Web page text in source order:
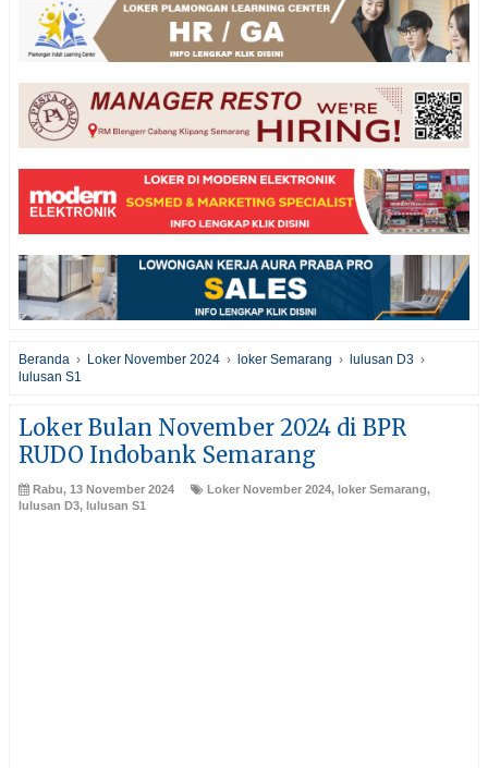
Beranda › Loker November 2024 › loker Semarang › lulusan D3 ›
lulusan S1
Loker Bulan November 2024 di BPR
RUDO Indobank Semarang
Rabu, 13 November 2024 Loker November 2024, loker Semarang,
lulusan D3, lulusan S1